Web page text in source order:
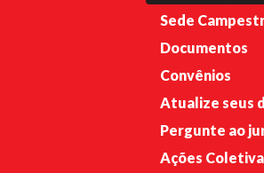
Sede
Documentos
Convênios
Atualize seus
Pergunte ao
Ações